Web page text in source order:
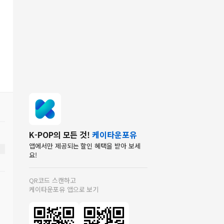
K-POP의 모든 것! 케이타운포유
앱에서만 제공되는 할인 혜택을 받아 보세
요!
QR코드 스캔하고
케이타운포유 앱으로 보기